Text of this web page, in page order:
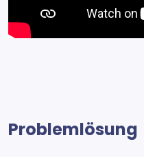
Problemlösung